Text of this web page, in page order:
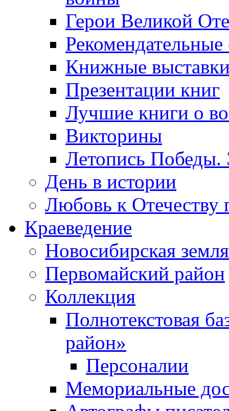
Герои Великой
Рекомендательные
Книжные
Презентации книг
Лучшие книги о
Викторины
Летопись Победы.
День в истории
Любовь к Отечеству
Краеведение
Новосибирская земля
Первомайский район
Коллекция
Полнотекстовая
район»
Персоналии
Мемориальные